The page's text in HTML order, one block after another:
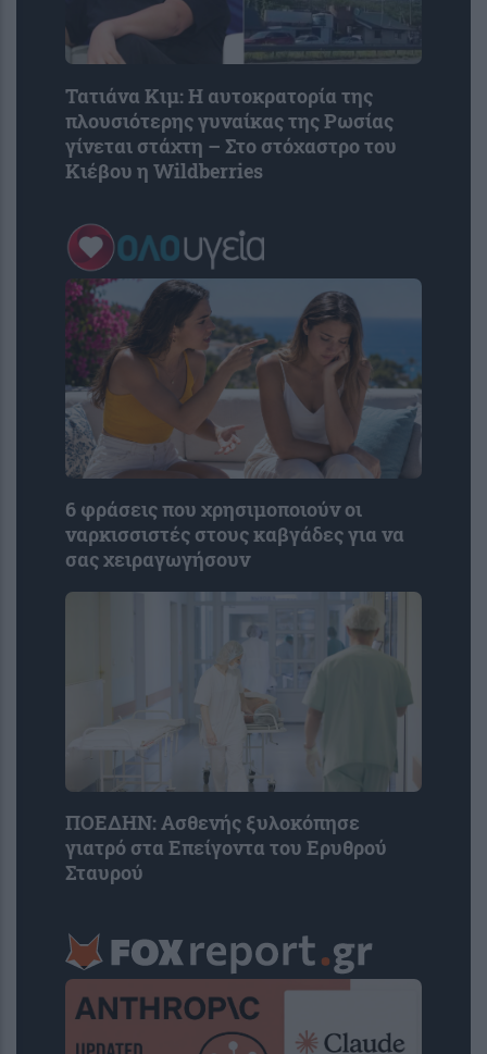
Τατιάνα Κιμ: Η αυτοκρατορία της
πλουσιότερης γυναίκας της Ρωσίας
γίνεται στάχτη – Στο στόχαστρο του
Κιέβου η Wildberries
6 φράσεις που χρησιμοποιούν οι
ναρκισσιστές στους καβγάδες για να
σας χειραγωγήσουν
ΠΟΕΔΗΝ: Ασθενής ξυλοκόπησε
γιατρό στα Επείγοντα του Ερυθρού
Σταυρού